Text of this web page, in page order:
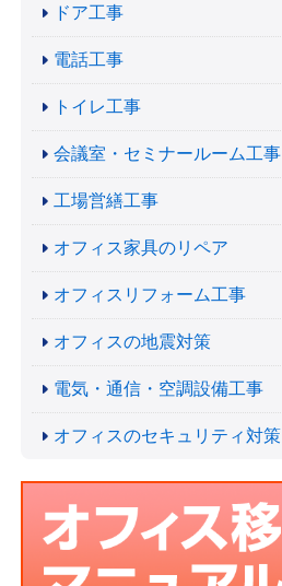
ドア工事
電話工事
トイレ工事
会議室・セミナールーム工事
工場営繕工事
オフィス家具のリペア
オフィスリフォーム工事
オフィスの地震対策
電気・通信・空調設備工事
オフィスのセキュリティ対策